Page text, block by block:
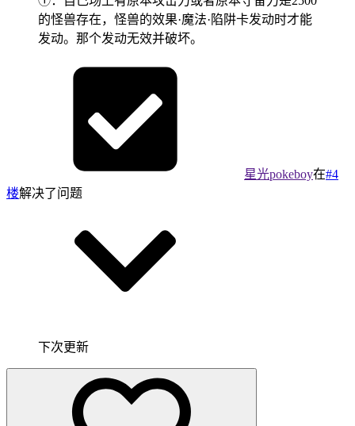
的怪兽存在，怪兽的效果·魔法·陷阱卡发动时才能
发动。那个发动无效并破坏。
星光pokeboy在#4
楼解决了问题
下次更新